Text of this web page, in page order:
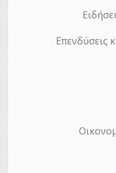
Επενδύσεις